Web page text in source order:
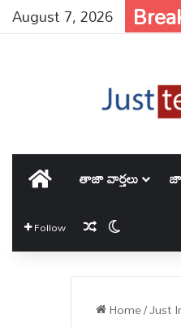
August 7, 2026
హోమ్ తాజా వార్తలు
Follow Random Article
Home/Just